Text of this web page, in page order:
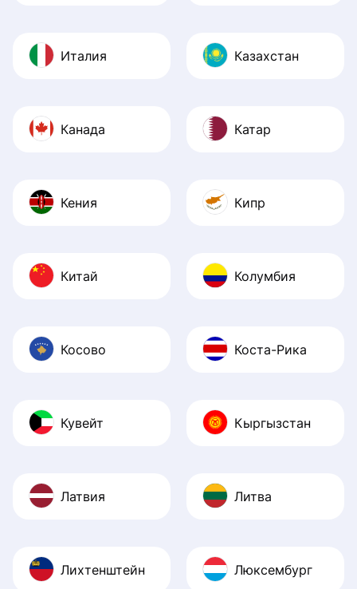
Италия Казахстан
Канада Катар
Кения Кипр
Китай Колумбия
Косово Коста-Рика
Кувейт Кыргызстан
Латвия Литва
Лихтенштейн Люксембург